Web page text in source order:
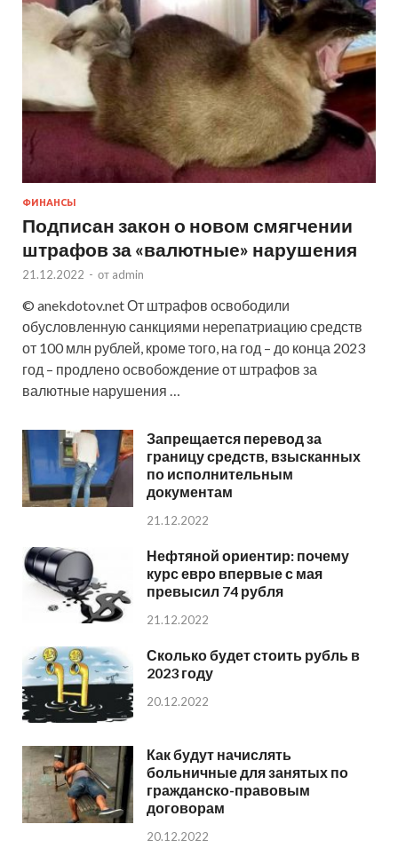
ФИНАНСЫ
Подписан закон о новом смягчении
штрафов за «валютные» нарушения
21.12.2022 - от admin
© anekdotov.net От штрафов освободили
обусловленную санкциями нерепатриацию средств
от 100 млн рублей, кроме того, на год – до конца 2023
год – продлено освобождение от штрафов за
валютные нарушения …
Запрещается перевод за
границу средств, взысканных
по исполнительным
документам
21.12.2022
Нефтяной ориентир: почему
курс евро впервые с мая
превысил 74 рубля
21.12.2022
Сколько будет стоить рубль в
2023 году
20.12.2022
Как будут начислять
больничные для занятых по
гражданско-правовым
договорам
20.12.2022